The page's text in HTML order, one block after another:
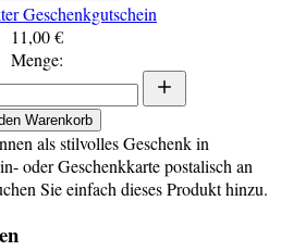
Geschenkgutschein
11,00 €
Menge:
Warenkorb
als stilvolles Geschenk in
oder Geschenkkarte postalisch an
Sie einfach dieses Produkt hinzu.